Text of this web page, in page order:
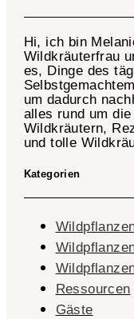
Hi, ich bin
Wildkräuterfrau
es, Dinge des
um dadurch
alles rund um
Wildkräutern,
und tolle
Kategorien
Ressourcen
Gäste